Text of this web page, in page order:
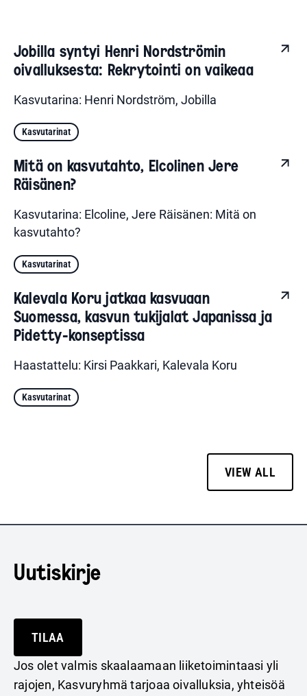
Jobilla syntyi Henri Nordströmin
oivalluksesta: Rekrytointi on vaikeaa
Kasvutarina: Henri Nordström, Jobilla
Kasvutarinat
Mitä on kasvutahto, Elcolinen Jere
Räisänen?
Kasvutarina: Elcoline, Jere Räisänen: Mitä on
kasvutahto?
Kasvutarinat
Kalevala Koru jatkaa kasvuaan
Suomessa, kasvun tukijalat Japanissa ja
Pidetty-konseptissa
Haastattelu: Kirsi Paakkari, Kalevala Koru
Kasvutarinat
VIEW ALL
Uutiskirje
TILAA
Jos olet valmis skaalaamaan liiketoimintaasi yli
rajojen, Kasvuryhmä tarjoaa oivalluksia, yhteisöä